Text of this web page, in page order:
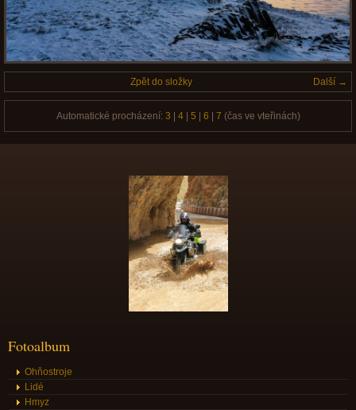
Další →
Zpět do složky
Automatické procházení: 3 4| 5 6 7 (čas ve vteřinách)
Fotoalbum
Ohňostroje
Lidé
Hmyz